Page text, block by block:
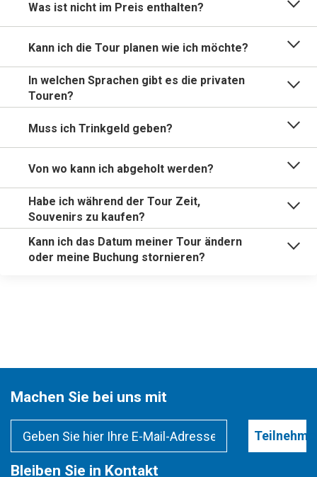
Was ist nicht im Preis enthalten?
Kann ich die Tour planen wie ich möchte?
In welchen Sprachen gibt es die privaten
Touren?
Muss ich Trinkgeld geben?
Von wo kann ich abgeholt werden?
Habe ich während der Tour Zeit,
Souvenirs zu kaufen?
Kann ich das Datum meiner Tour ändern
oder meine Buchung stornieren?
Machen Sie bei uns mit
Bleiben Sie in Kontakt